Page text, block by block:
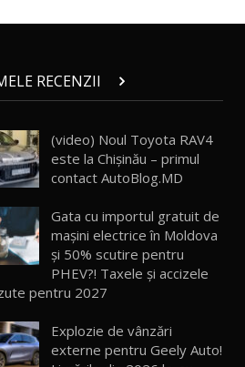
AMG E 53 HYBRID 4MATIC+ /
Drive AutoBlog.MD
Volvo ES90 / Test Drive AutoBlog.MD
MG HS / Test Drive AutoBlog.MD
RECENZII
(video) Noul Toyota RAV4
este la Chișinău – primul
contact AutoBlog.MD
Gata cu importul gratuit de
mașini electrice în Moldova
și 50% scutire pentru
PHEV?! Taxele și accizele
pentru 2027
Explozie de vânzări
externe pentru Geely Auto!